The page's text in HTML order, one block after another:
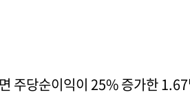
주당순이익이 25% 증가한